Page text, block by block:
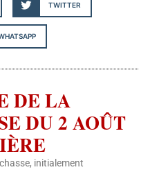
TWITTER
DE LA
DU 2 AOÛT
initialement